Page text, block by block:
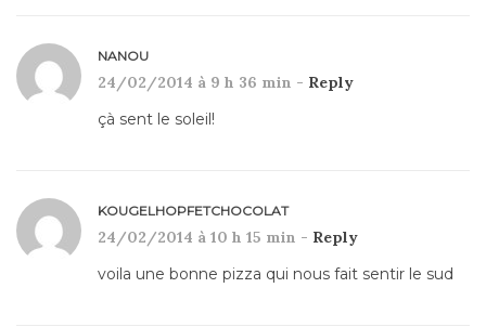
NANOU
24/02/2014 à 9 h 36 min - Reply
çà sent le soleil!
KOUGELHOPFETCHOCOLAT
24/02/2014 à 10 h 15 min - Reply
voila une bonne pizza qui nous fait sentir le sud